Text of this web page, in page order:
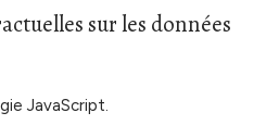
sur les données
JavaScript.